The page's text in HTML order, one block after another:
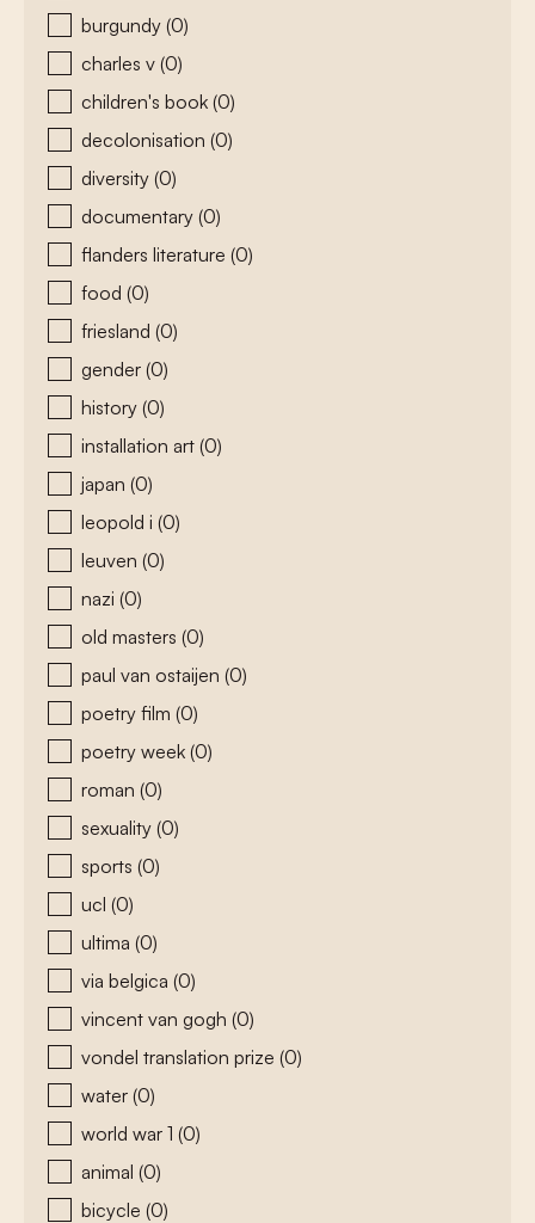
burgundy (0)
charles v (0)
children's book (0)
decolonisation (0)
diversity (0)
documentary (0)
flanders literature (0)
food (0)
friesland (0)
gender (0)
history (0)
installation art (0)
japan (0)
leopold i (0)
leuven (0)
nazi (0)
old masters (0)
paul van ostaijen (0)
poetry film (0)
poetry week (0)
roman (0)
sexuality (0)
sports (0)
ucl (0)
ultima (0)
via belgica (0)
vincent van gogh (0)
vondel translation prize (0)
water (0)
world war 1 (0)
animal (0)
bicycle (0)